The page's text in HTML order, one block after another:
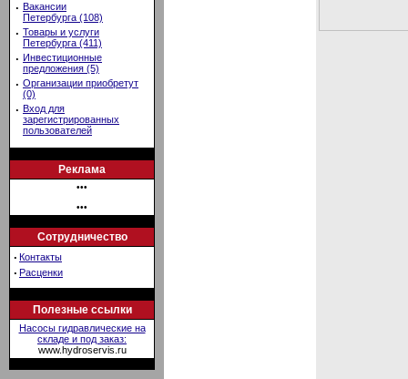
· Вакансии
Петербурга (108)
· Товары и услуги
Петербурга (411)
· Инвестиционные
предложения (5)
· Организации приобретут
(0)
· Вход для
зарегистрированных
пользователей
Реклама
•••
•••
Сотрудничество
· Контакты
· Расценки
Полезные ссылки
Насосы гидравлические на
складе и под заказ:
www.hydroservis.ru